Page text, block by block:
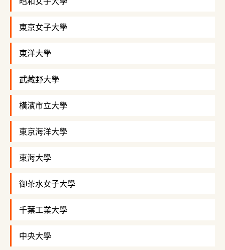
東京女子大學
東洋大學
武藏野大學
橫濱市立大學
東京海洋大學
東海大學
御茶水女子大學
千葉工業大學
中央大學